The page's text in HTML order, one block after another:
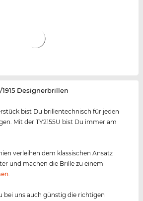
1915 Designerbrillen
bist Du brillentechnisch für jeden
Mit der TY2155U bist Du immer am
verleihen dem klassischen Ansatz
und machen die Brille zu einem
.
bei uns auch günstig die richtigen